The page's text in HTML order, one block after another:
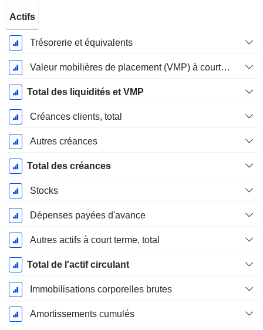
Fiscale:
Décembre
Actifs
Trésorerie et équivalents
Valeur mobilières de placement (VMP) à court terme
Total des liquidités et VMP
Créances clients, total
Autres créances
Total des créances
Stocks
Dépenses payées d'avance
Autres actifs à court terme, total
Total de l'actif circulant
Immobilisations corporelles brutes
Amortissements cumulés